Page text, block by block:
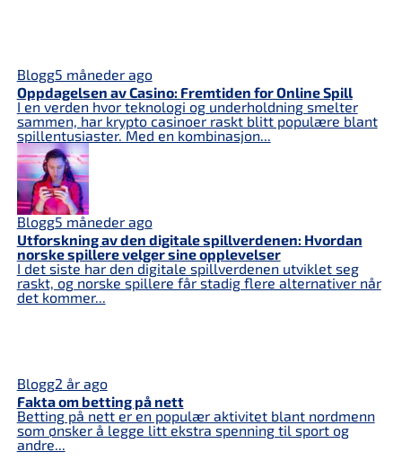
Blogg5 måneder ago
Oppdagelsen av Casino: Fremtiden for Online Spill
I en verden hvor teknologi og underholdning smelter
sammen, har krypto casinoer raskt blitt populære blant
spillentusiaster. Med en kombinasjon...
Blogg5 måneder ago
Utforskning av den digitale spillverdenen: Hvordan
norske spillere velger sine opplevelser
I det siste har den digitale spillverdenen utviklet seg
raskt, og norske spillere får stadig flere alternativer når
det kommer...
Blogg2 år ago
Fakta om betting på nett
Betting på nett er en populær aktivitet blant nordmenn
som ønsker å legge litt ekstra spenning til sport og
andre...